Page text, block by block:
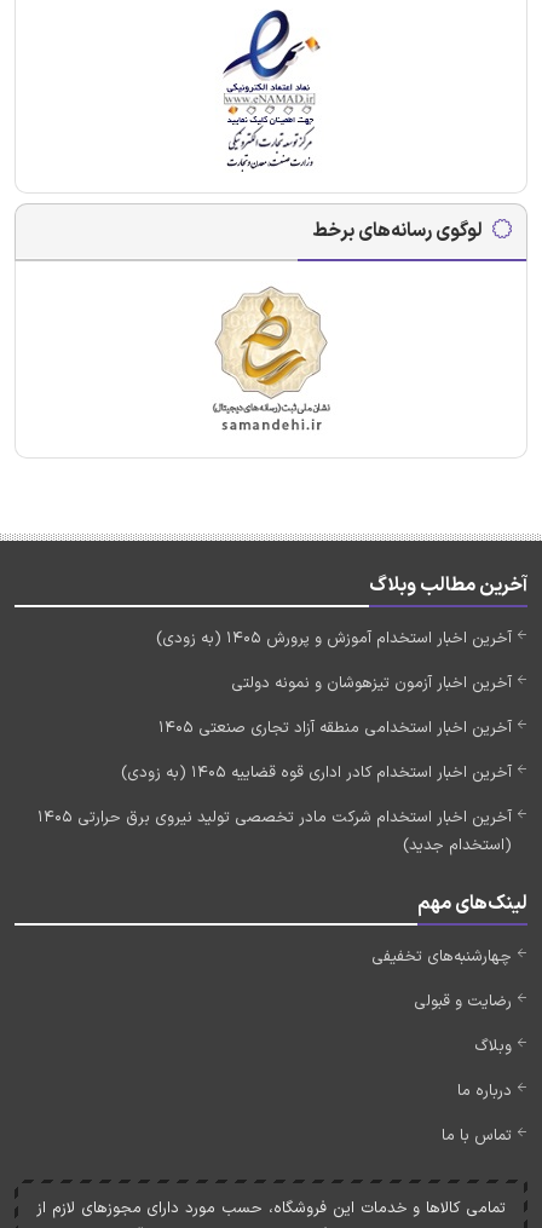
لوگوی رسانه‌های برخط
آخرین مطالب وبلاگ
آخرین اخبار استخدام آموزش و پرورش 1405 (به زودی)
آخرین اخبار آزمون تیزهوشان و نمونه دولتی
آخرین اخبار استخدامی منطقه آزاد تجاری صنعتی 1405
آخرین اخبار استخدام کادر اداری قوه قضاییه 1405 (به زودی)
آخرین اخبار استخدام شرکت مادر تخصصی تولید نیروی برق حرارتی 1405
(استخدام جدید)
لینک‌های مهم
چهارشنبه‌های تخفیفی
رضایت و قبولی
وبلاگ
درباره ما
تماس با ما
تمامی کالاها و خدمات اين فروشگاه، حسب مورد دارای مجوزهای لازم از